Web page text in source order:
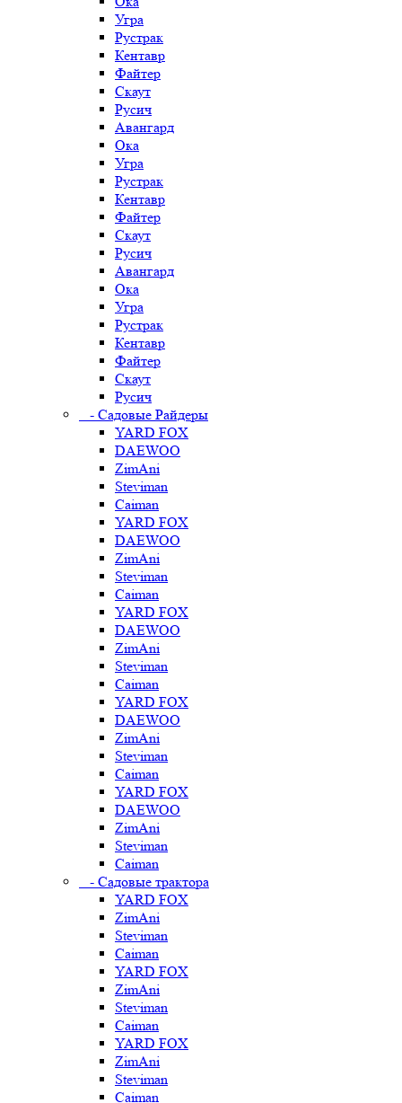
Угра
Рустрак
Кентавр
Файтер
Скаут
Русич
Авангард
Ока
Угра
Рустрак
Кентавр
Файтер
Скаут
Русич
Авангард
Ока
Угра
Рустрак
Кентавр
Файтер
Скаут
Русич
- Садовые Райдеры
YARD FOX
DAEWOO
ZimAni
Steviman
Caiman
YARD FOX
DAEWOO
ZimAni
Steviman
Caiman
YARD FOX
DAEWOO
ZimAni
Steviman
Caiman
YARD FOX
DAEWOO
ZimAni
Steviman
Caiman
YARD FOX
DAEWOO
ZimAni
Steviman
Caiman
- Садовые трактора
YARD FOX
ZimAni
Steviman
Caiman
YARD FOX
ZimAni
Steviman
Caiman
YARD FOX
ZimAni
Steviman
Caiman